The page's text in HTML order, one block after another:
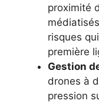
proximité
risques
première
Gestion
drones à
pression